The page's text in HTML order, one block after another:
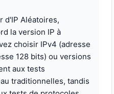
d'IP Aléatoires,
la version IP à
choisir IPv4 (adresse
128 bits) ou versions
aux tests
traditionnelles, tandis